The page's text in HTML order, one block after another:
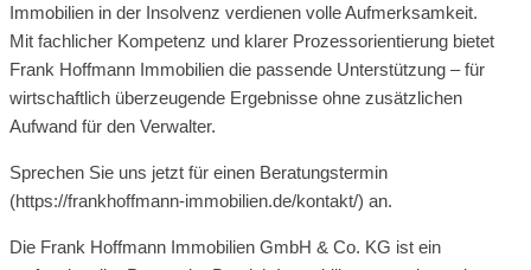
Immobilien in der Insolvenz verdienen volle Aufmerksamkeit.
Mit fachlicher Kompetenz und klarer Prozessorientierung bietet
Frank Hoffmann Immobilien die passende Unterstützung – für
wirtschaftlich überzeugende Ergebnisse ohne zusätzlichen
Aufwand für den Verwalter.
Sprechen Sie uns jetzt für einen Beratungstermin
(https://frankhoffmann-immobilien.de/kontakt/) an.
Die Frank Hoffmann Immobilien GmbH & Co. KG ist ein